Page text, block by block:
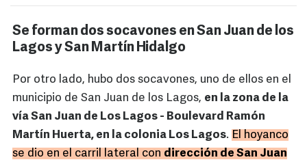
Se forman dos socavones en San Juan de los
Lagos y San Martín Hidalgo
Por otro lado, hubo dos socavones, uno de ellos en el
municipio de San Juan de los Lagos, en la zona de la
vía San Juan de Los Lagos - Boulevard Ramón
Martín Huerta, en la colonia Los Lagos. El hoyanco
se dio en el carril lateral con dirección de San Juan